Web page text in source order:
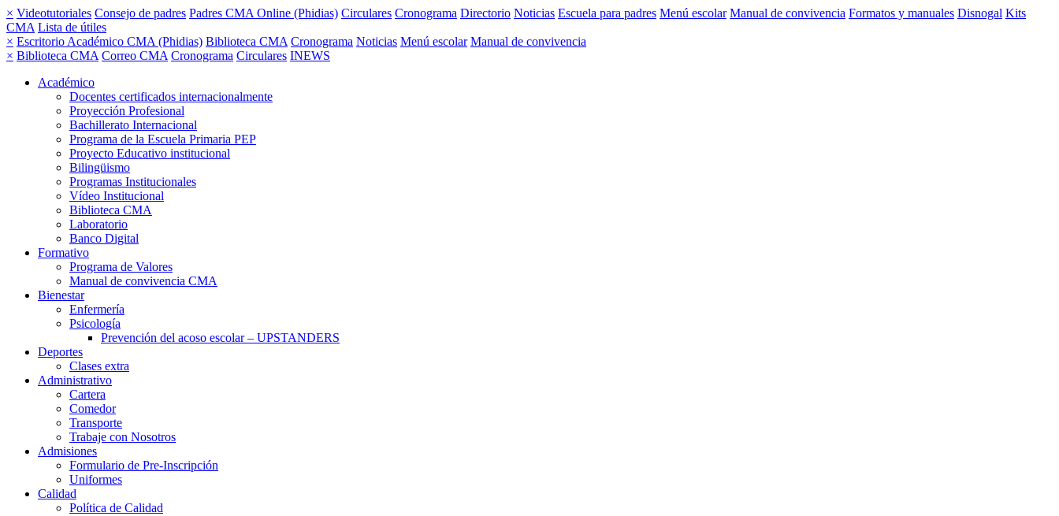
× Videotutoriales Consejo de padres Padres CMA Online (Phidias) Circulares Cronograma Directorio Noticias Escuela para padres Menú escolar Manual de convivencia Formatos y manuales Disnogal Kits
CMA Lista de útiles
× Escritorio Académico CMA (Phidias) Biblioteca CMA Cronograma Noticias Menú escolar Manual de convivencia
× Biblioteca CMA Correo CMA Cronograma Circulares INEWS
Académico
Docentes certificados internacionalmente
Proyección Profesional
Bachillerato Internacional
Programa de la Escuela Primaria PEP
Proyecto Educativo institucional
Bilingüismo
Programas Institucionales
Vídeo Institucional
Biblioteca CMA
Laboratorio
Banco Digital
Formativo
Programa de Valores
Manual de convivencia CMA
Bienestar
Enfermería
Psicología
Prevención del acoso escolar – UPSTANDERS
Deportes
Clases extra
Administrativo
Cartera
Comedor
Transporte
Trabaje con Nosotros
Admisiones
Formulario de Pre-Inscripción
Uniformes
Calidad
Política de Calidad